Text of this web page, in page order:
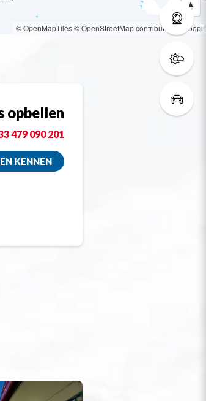
© OpenMapTiles© OpenStreetMap contributors© Loopi
opbellen
479 090 201
KENNEN